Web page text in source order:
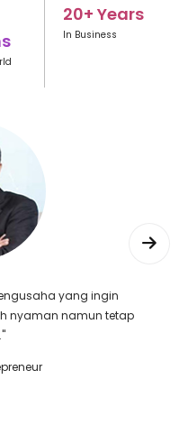
20+ Years
In Business
yang ingin
nyaman namun tetap